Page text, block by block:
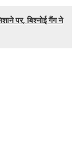
पर, बिश्नोई गैंग ने